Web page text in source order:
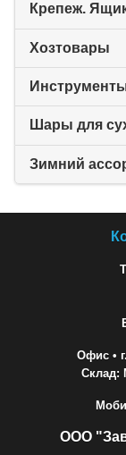
Крепеж.
Хозтовары
Шары для
Зимний
Офис•
Склад:
ООО